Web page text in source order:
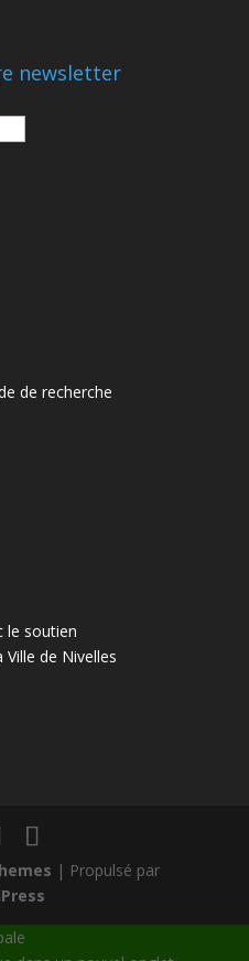
newsletter
de recherche
le soutien
Ville de Nivelles
| Propulsé par